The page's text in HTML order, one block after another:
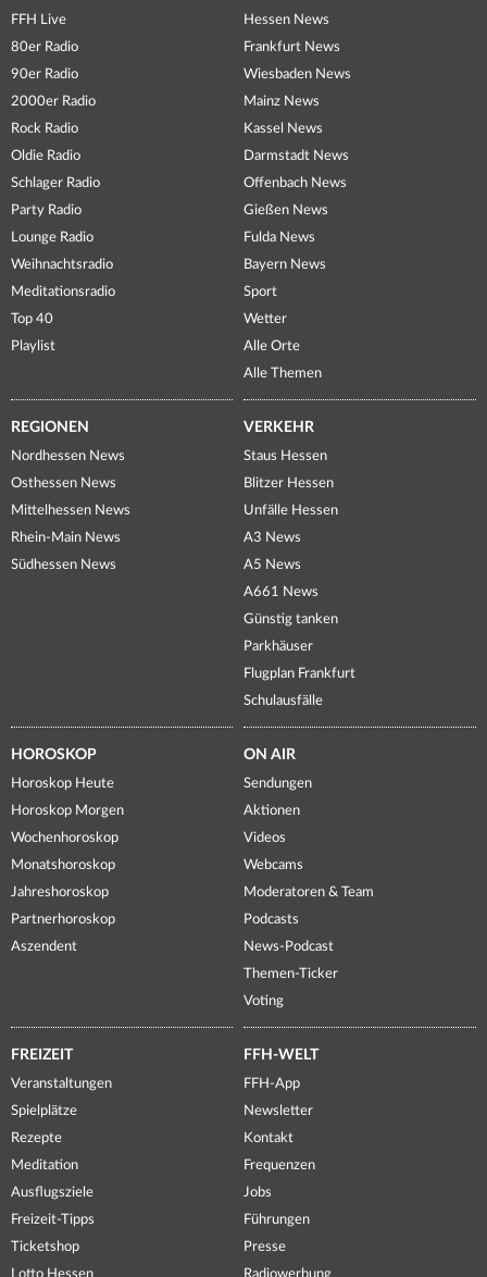
FFH Live
80er Radio
90er Radio
2000er Radio
Rock Radio
Oldie Radio
Schlager Radio
Party Radio
Lounge Radio
Weihnachtsradio
Meditationsradio
Top 40
Playlist
Hessen News
Frankfurt News
Wiesbaden News
Mainz News
Kassel News
Darmstadt News
Offenbach News
Gießen News
Fulda News
Bayern News
Sport
Wetter
Alle Orte
Alle Themen
REGIONEN
Nordhessen News
Osthessen News
Mittelhessen News
Rhein-Main News
Südhessen News
VERKEHR
Staus Hessen
Blitzer Hessen
Unfälle Hessen
A3 News
A5 News
A661 News
Günstig tanken
Parkhäuser
Flugplan Frankfurt
Schulausfälle
HOROSKOP
Horoskop Heute
Horoskop Morgen
Wochenhoroskop
Monatshoroskop
Jahreshoroskop
Partnerhoroskop
Aszendent
ON AIR
Sendungen
Aktionen
Videos
Webcams
Moderatoren & Team
Podcasts
News-Podcast
Themen-Ticker
Voting
FREIZEIT
Veranstaltungen
Spielplätze
Rezepte
Meditation
Ausflugsziele
Freizeit-Tipps
Ticketshop
Lotto Hessen
FFH-WELT
FFH-App
Newsletter
Kontakt
Frequenzen
Jobs
Führungen
Presse
Radiowerbung